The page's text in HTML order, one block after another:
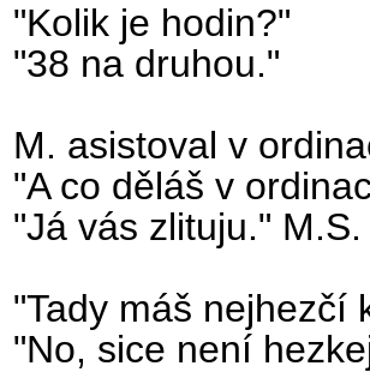
"Kolik je hodin?"
"38 na druhou."
M. asistoval v
"A co děláš v
"Já vás zlituju." M.S.
"Tady máš nejhezčí
"No, sice není